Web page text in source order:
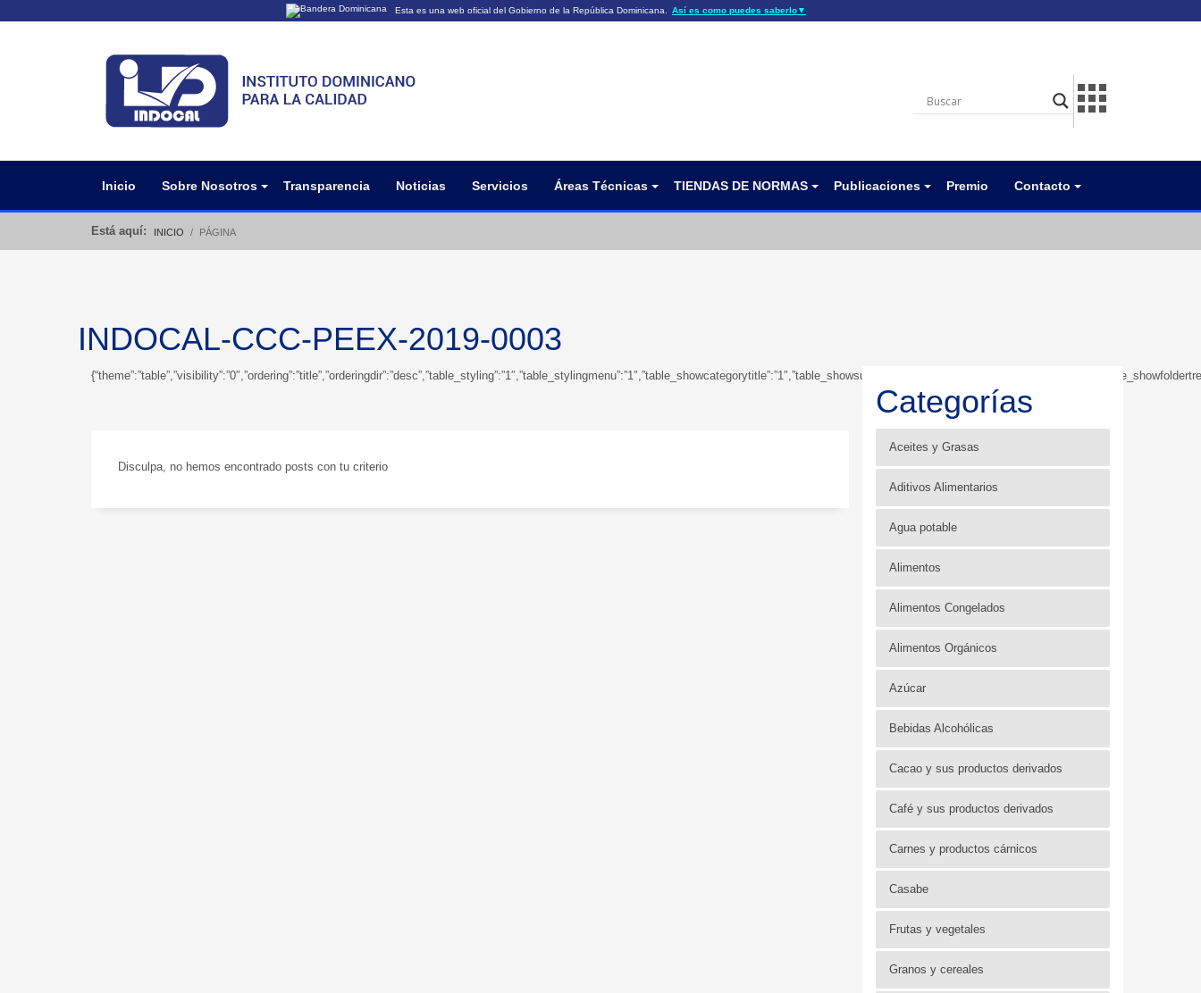
Esta es una web oficial del Gobierno de la República Dominicana. Así es como puedes saberlo▼
Los sitios web oficiales utilizan .gob.do o .gov.do
Los sitios web oficiales .gob.do o .gov.do seguros utilizan
Inicio Sobre Nosotros Transparencia Noticias Servicios Áreas Técnicas TIENDAS DE NORMAS Publicaciones Premio Contacto
Está aquí: INICIO PÁGINA
INDOCAL-CCC-PEEX-2019-0003
Disculpa, no hemos encontrado posts con tu criterio
Categorías
Aceites y Grasas
Aditivos Alimentarios
Agua potable
Alimentos
Alimentos Congelados
Alimentos Orgánicos
Azúcar
Bebidas Alcohólicas
Cacao y sus productos derivados
Café y sus productos derivados
Carnes y productos cárnicos
Casabe
Frutas y vegetales
Granos y cereales